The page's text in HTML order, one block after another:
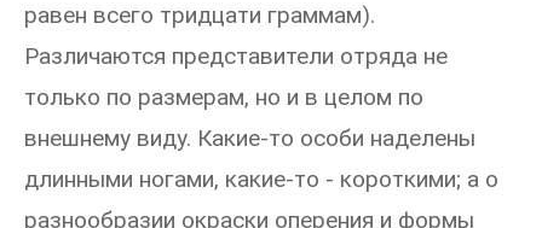
равен всего тридцати граммам).
Различаются представители отряда не
только по размерам, но и в целом по
внешнему виду. Какие-то особи наделены
длинными ногами, какие-то - короткими; а о
разнообразии окраски оперения и формы